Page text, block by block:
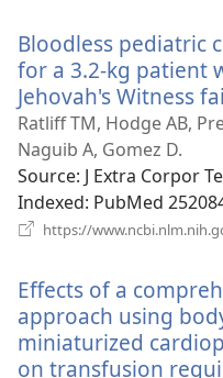
Bloodless pediatric
for a 3.2-kg patient
Jehovah's Witness
Ratliff TM, Hodge AB,
Naguib A, Gomez D.
Source‎: J Extra Corpor
Indexed‎: PubMed
https://
Effects of a
approach using
miniaturized
on transfusion